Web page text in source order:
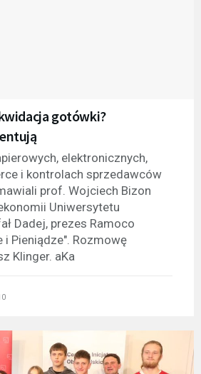
gotówki?
elektronicznych,
i kontrolach sprzedawców
prof. Wojciech Bizon
Uniwersytetu
Dadej, prezes Ramoco
i Pieniądze". Rozmowę
Klinger. aKa